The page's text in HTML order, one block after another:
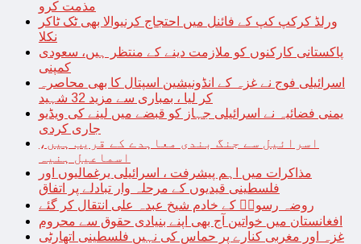
مذمت کرو
ورلڈ کرکپ کپ کے فائنل میں احتجاج کرنیوالا بھی ٹک ٹاکر
نکلا
پاکستانی کارکنوں کو ملازمت دینے کے منتظر ہیں، سعودی
کمپنی
اسرائیلی فوج نے غزہ کے انڈونیشین اسپتال کا بھی محاصرہ
کر لیا ، بمباری سے مزید 32 شہید
یمنی فضائیہ نے اسرائیلی جہاز کو قبضے میں لینے کی ویڈیو
جاری کردی
اسرائیل سے جنگ بندی معاہدے کے قریب ہیں،
اسماعیل ہنیہ
مذاکرات میں اہم پیشرفت ، اسرائیلی یرغمالیوں اور
فلسطینی قیدیوں کے مرحلہ وار تبادلے پر اتفاق
روضہ رسولؐ کے خادم شیخ عبدہ علی انتقال کر گئے
افغانستان میں خواتین آج بھی اپنے بنیادی حقوق سے محروم
غزہ اور مغربی کنارے پر حماس کی نہیں فلسطینی اتھارٹی